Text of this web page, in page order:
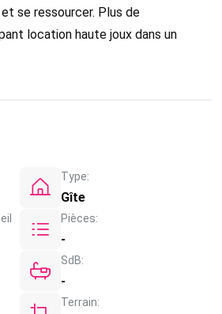
se ressourcer. Plus de
location haute joux dans un
Type:
Gîte
Pièces:
-
SdB:
-
Terrain: